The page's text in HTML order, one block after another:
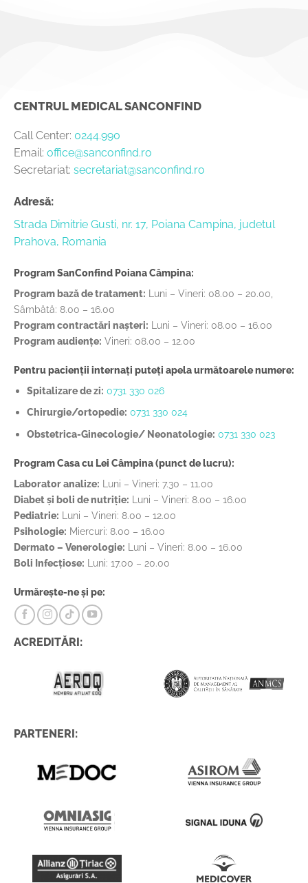
CENTRUL MEDICAL SANCONFIND
Call Center: 0244.990
Email: office@sanconfind.ro
Secretariat: secretariat@sanconfind.ro
Adresă:
Strada Dimitrie Gusti, nr. 17, Poiana Campina, judetul
Prahova, Romania
Program SanConfind Poiana Câmpina:
Program bază de tratament: Luni – Vineri: 08.00 – 20.00,
Sâmbătă: 8.00 – 16.00
Program contractări nașteri: Luni – Vineri: 08.00 – 16.00
Program audiențe: Vineri: 08.00 – 12.00
Pentru pacienții internați puteți apela următoarele numere:
Spitalizare de zi: 0731 330 026
Chirurgie/ortopedie: 0731 330 024
Obstetrica-Ginecologie/ Neonatologie: 0731 330 023
Program Casa cu Lei Câmpina (punct de lucru):
Laborator analize: Luni – Vineri: 7.30 – 11.00
Diabet și boli de nutriție: Luni – Vineri: 8.00 – 16.00
Pediatrie: Luni – Vineri: 8.00 – 12.00
Psihologie: Miercuri: 8.00 – 16.00
Dermato – Venerologie: Luni – Vineri: 8.00 – 16.00
Boli Infecțiose: Luni: 17.00 – 20.00
Urmărește-ne și pe:
ACREDITĂRI:
PARTENERI: